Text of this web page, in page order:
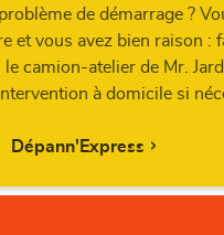
de démarrage ?
et vous avez bien raison :
le camion-atelier de Mr.
à domicile si
Dépann'Express